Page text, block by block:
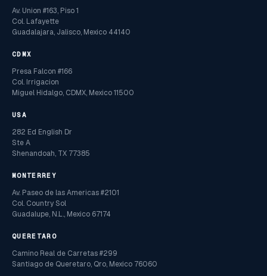
Av. Union #163, Piso 1
Col. Lafayette
Guadalajara, Jalisco, Mexico 44140
CDMX
Presa Falcon #166
Col. Irrigacion
Miguel Hidalgo, CDMX, Mexico 11500
USA
282 Ed English Dr
Ste A
Shenandoah, TX 77385
MONTERREY
Av. Paseo de las Americas #2101
Col. Country Sol
Guadalupe, N.L., Mexico 67174
QUERETARO
Camino Real de Carretas #299
Santiago de Queretaro, Qro, Mexico 76060